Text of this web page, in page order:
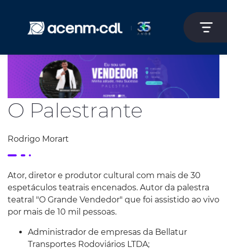
O Palestrante
Rodrigo Morart
Ator, diretor e produtor cultural com mais de 30
espetáculos teatrais encenados. Autor da palestra
teatral "O Grande Vendedor" que foi assistido ao vivo
por mais de 10 mil pessoas.
Administrador de empresas da Bellatur
Transportes Rodoviários LTDA;